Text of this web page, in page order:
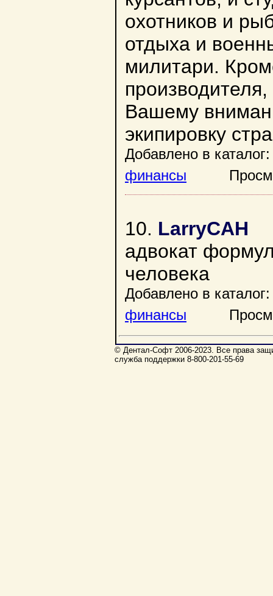
охотников и
отдыха и
милитари.
Вашему
экипировку
Добавлено в
финансы
10. LarryCAH
адвокат
человека
Добавлено в
финансы
© Дентал-Софт 2006-2023. Все права
служба поддержки 8-800-201-55-69